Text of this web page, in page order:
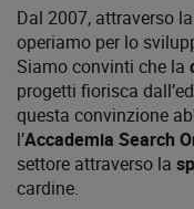
Dal 2007, attraverso la
operiamo per lo
Siamo convinti che la
progetti fiorisca
questa convinzione
l’Accademia Search
settore attraverso la
cardine.